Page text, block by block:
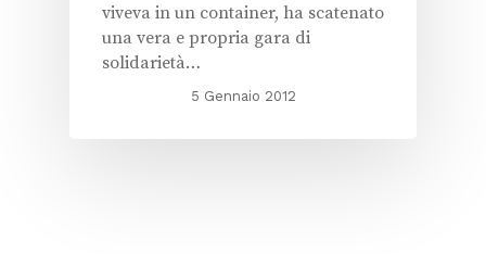
viveva in un container, ha scatenato
una vera e propria gara di
solidarietà…
5 Gennaio 2012